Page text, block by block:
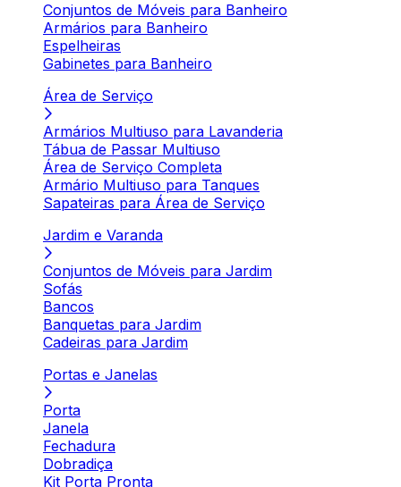
Conjuntos de Móveis para Banheiro
Armários para Banheiro
Espelheiras
Gabinetes para Banheiro
Área de Serviço
Armários Multiuso para Lavanderia
Tábua de Passar Multiuso
Área de Serviço Completa
Armário Multiuso para Tanques
Sapateiras para Área de Serviço
Jardim e Varanda
Conjuntos de Móveis para Jardim
Sofás
Bancos
Banquetas para Jardim
Cadeiras para Jardim
Portas e Janelas
Porta
Janela
Fechadura
Dobradiça
Kit Porta Pronta